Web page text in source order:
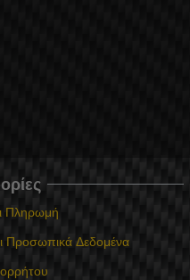
Πληρωμή
Προσωπικά Δεδομένα